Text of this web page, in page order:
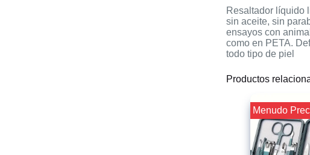
Resaltador líquido
sin aceite, sin
ensayos con
como en PETA.
todo tipo de piel
Productos
¡¡ Menudo